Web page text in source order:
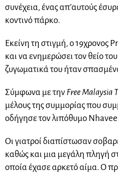
συνέχεια, ένας απ’αυτούς
κοντινό πάρκο.
Εκείνη τη στιγμή, ο 19χρονος
και να ενημερώσει τον θείο
ζυγωματικά του ήταν
Σύμφωνα με την Free Malaysia
μέλους της συμμορίας που
οδήγησε τον λιπόθυμο
Οι γιατροί διαπίστωσαν
καθώς και μια μεγάλη πληγή
οποία έχασε αρκετό αίμα. Ο